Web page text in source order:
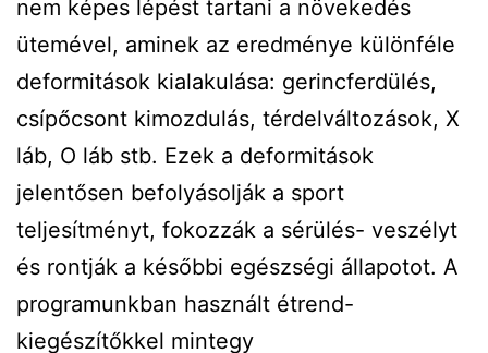
nem képes lépést tartani a növekedés
ütemével, aminek az eredménye különféle
deformitások kialakulása: gerincferdülés,
csípőcsont kimozdulás, térdelváltozások, X
láb, O láb stb. Ezek a deformitások
jelentősen befolyásolják a sport
teljesítményt, fokozzák a sérülés- veszélyt
és rontják a későbbi egészségi állapotot. A
programunkban használt étrend-
kiegészítőkkel mintegy